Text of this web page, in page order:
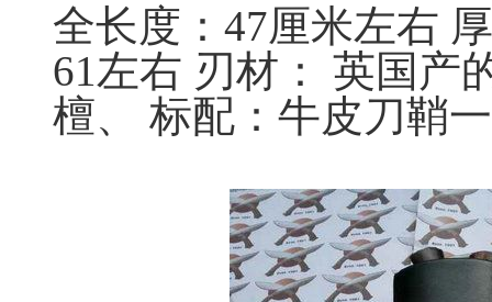
全长度：47厘米左右
61左右 刃材： 英国产
檀、 标配：牛皮刀鞘